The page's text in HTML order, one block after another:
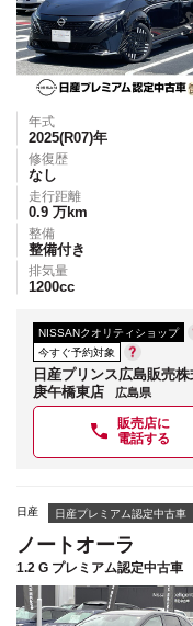
年式
2025(R07)年
修復歴
なし
走行距離
0.9 万km
整備
整備付き
排気量
1200cc
NISSANクオリティショップ
今すぐ予約対象
日産プリンス広島販売
庚午橋東店
広島県
販売店に
電話する
日産 日産プレミアム認定中古車
ノートオーラ
1.2 G プレミアム認定中古